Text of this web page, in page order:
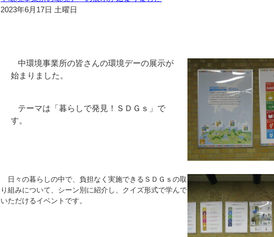
2023年6月17日 土曜日
中環境事業所の皆さんの環境デーの展示が
始まりました。
テーマは「暮らしで発見！ＳＤＧｓ」で
す。
日々の暮らしの中で、負担なく実施できるＳＤＧｓの取
り組みについて、シーン別に紹介し、クイズ形式で学んで
いただけるイベントです。